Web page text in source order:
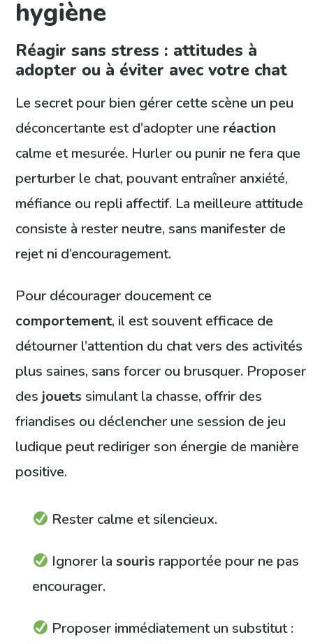
hygiène
Réagir sans stress : attitudes à
adopter ou à éviter avec votre chat
Le secret pour bien gérer cette scène un peu
déconcertante est d’adopter une réaction
calme et mesurée. Hurler ou punir ne fera que
perturber le chat, pouvant entraîner anxiété,
méfiance ou repli affectif. La meilleure attitude
consiste à rester neutre, sans manifester de
rejet ni d’encouragement.
Pour décourager doucement ce
comportement, il est souvent efficace de
détourner l’attention du chat vers des activités
plus saines, sans forcer ou brusquer. Proposer
des jouets simulant la chasse, offrir des
friandises ou déclencher une session de jeu
ludique peut rediriger son énergie de manière
positive.
Rester calme et silencieux.
Ignorer lasouris rapportée pour ne pas
encourager.
Proposer immédiatement un substitut :